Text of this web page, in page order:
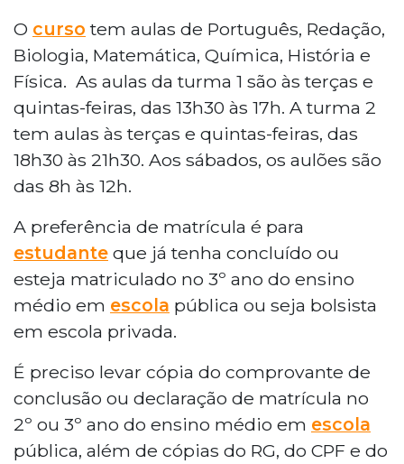
O curso tem aulas de Português, Redação,
Biologia, Matemática, Química, História e
Física. As aulas da turma 1 são às terças e
quintas-feiras, das 13h30 às 17h. A turma 2
tem aulas às terças e quintas-feiras, das
18h30 às 21h30. Aos sábados, os aulões são
das 8h às 12h.
A preferência de matrícula é para
estudante que já tenha concluído ou
esteja matriculado no 3º ano do ensino
médio em escola pública ou seja bolsista
em escola privada.
É preciso levar cópia do comprovante de
conclusão ou declaração de matrícula no
2º ou 3º ano do ensino médio em escola
pública, além de cópias do RG, do CPF e do